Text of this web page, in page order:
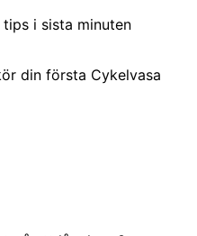
i sista minuten
din första Cykelvasa